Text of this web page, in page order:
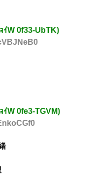
ｲW 0f33-UbTK)
ｲW 0fe3-TGVM)